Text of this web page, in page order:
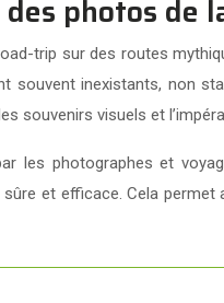
photos de
trip sur des routes
souvent inexistants, non
souvenirs visuels et
les photographes et
et efficace. Cela permet